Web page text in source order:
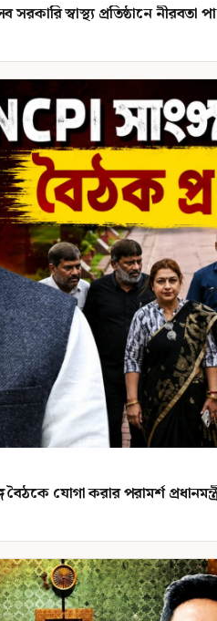
স্বাস্থ্য প্রতিষ্ঠানে নীরবতা
যোগা করার পরামর্শ